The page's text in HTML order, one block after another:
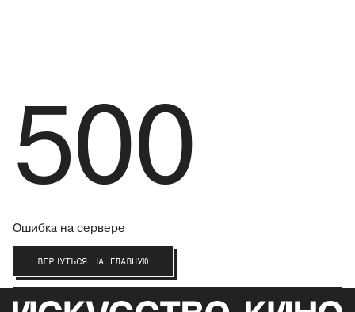
500
Ошибка на сервере
ВЕРНУТЬСЯ НА ГЛАВНУЮ